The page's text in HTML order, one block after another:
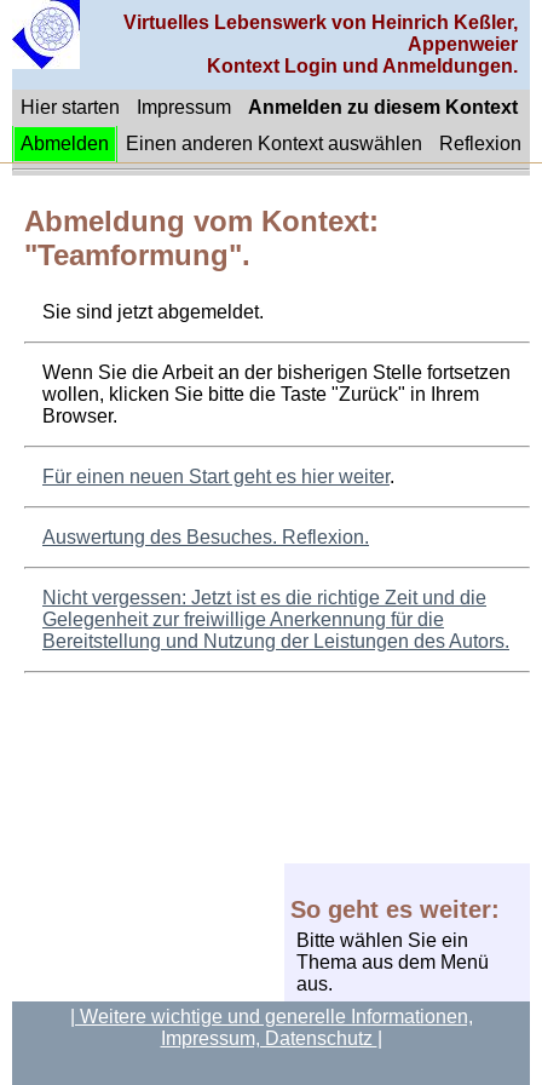
Virtuelles Lebenswerk von Heinrich Keßler,
Appenweier
Kontext Login und Anmeldungen.
Hier starten
Impressum
Anmelden zu diesem Kontext
Abmelden
Einen anderen Kontext auswählen Reflexion
Abmeldung vom Kontext:
"Teamformung".
Sie sind jetzt abgemeldet.
Wenn Sie die Arbeit an der bisherigen Stelle fortsetzen
wollen, klicken Sie bitte die Taste "Zurück" in Ihrem
Browser.
Für einen neuen Start geht es hier weiter.
Auswertung des Besuches. Reflexion.
Nicht vergessen: Jetzt ist es die richtige Zeit und die
Gelegenheit zur freiwillige Anerkennung für die
Bereitstellung und Nutzung der Leistungen des Autors.
So geht es weiter:
Bitte wählen Sie ein
Thema aus dem Menü
aus.
| Weitere wichtige und generelle Informationen,
Impressum, Datenschutz